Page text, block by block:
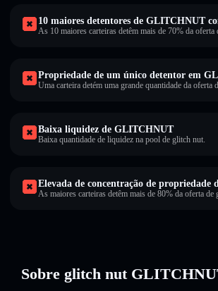
10 maiores detentores de GLITCHNUT
As 10 maiores carteiras detêm mais de 70% da oferta
Propriedade de um único detentor em
Uma carteira detém uma grande quantidade da oferta
Baixa liquidez de GLITCHNUT
Baixa quantidade de liquidez na pool de glitch nut.
Elevada de concentração de propriedade
As maiores carteiras detêm mais de 80% da oferta de
Sobre glitch nut